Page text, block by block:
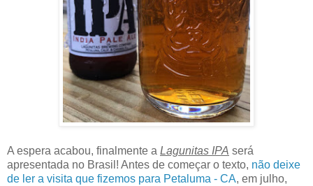
A espera acabou, finalmente a Lagunitas IPA será
apresentada no Brasil! Antes de começar o texto, não deixe
de ler a visita que fizemos para Petaluma - CA, em julho,